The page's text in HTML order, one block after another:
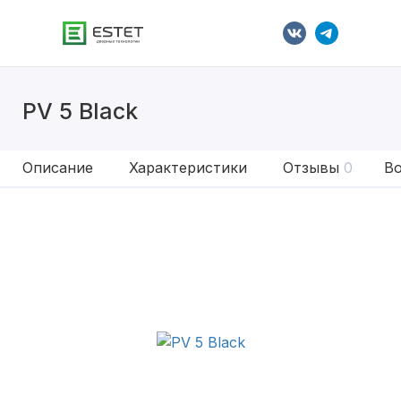
PV 5 Black
Описание Характеристики Отзывы 0